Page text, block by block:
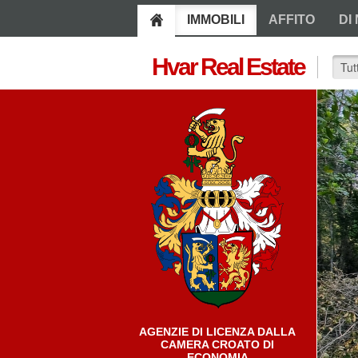
IMMOBILI AFFITO DI
Hvar Real Estate
AGENZIE DI LICENZA DALLA
CAMERA CROATO DI